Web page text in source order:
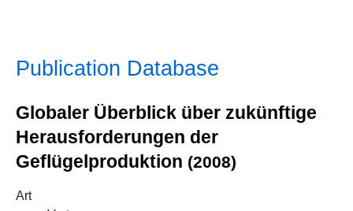
Publication Database
Globaler Überblick über zukünftige
Herausforderungen der
Geflügelproduktion (2008)
Art